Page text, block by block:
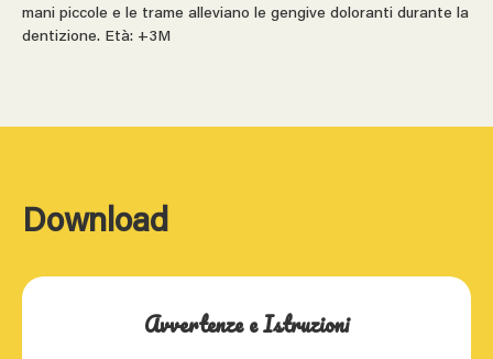
mani piccole e le trame alleviano le gengive doloranti durante la
dentizione. Età: +3M
Download
Avvertenze e Istruzioni